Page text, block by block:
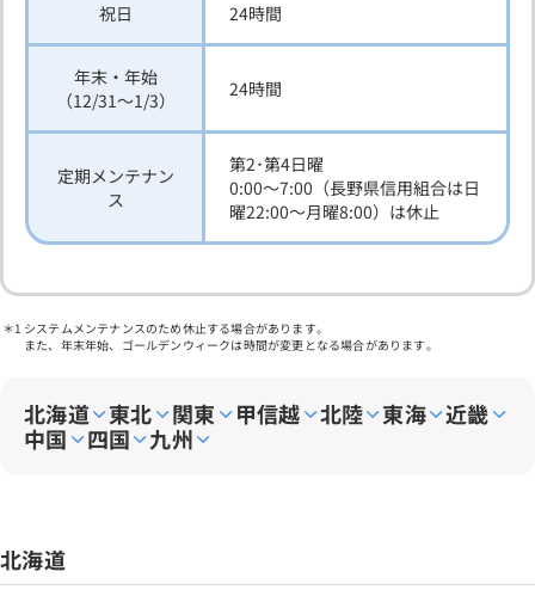
祝日 24時間
年末・年始
（12/31～1/3）
24時間
定期メンテナン
ス
第2･第4日曜
0:00～7:00（長野県信用組合は日
曜22:00～月曜8:00）は休止
システムメンテナンスのため休止する場合があります。
また、年末年始、ゴールデンウィークは時間が変更となる場合があります。
北海道 東北 関東 甲信越 北陸 東海
近畿
中国
四国 九州
北海道